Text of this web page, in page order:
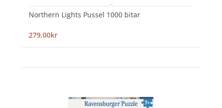
Northern Lights Pussel 1000 bitar
279,00kr